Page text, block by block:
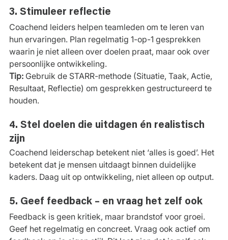
3. Stimuleer reflectie
Coachend leiders helpen teamleden om te leren van
hun ervaringen. Plan regelmatig 1-op-1 gesprekken
waarin je niet alleen over doelen praat, maar ook over
persoonlijke ontwikkeling.
Tip: Gebruik de STARR-methode (Situatie, Taak, Actie,
Resultaat, Reflectie) om gesprekken gestructureerd te
houden.
4. Stel doelen die uitdagen én realistisch
zijn
Coachend leiderschap betekent niet ‘alles is goed’. Het
betekent dat je mensen uitdaagt binnen duidelijke
kaders. Daag uit op ontwikkeling, niet alleen op output.
5. Geef feedback – en vraag het zelf ook
Feedback is geen kritiek, maar brandstof voor groei.
Geef het regelmatig en concreet. Vraag ook actief om